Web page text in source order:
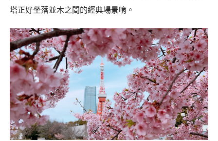
塔正好坐落並木之間的經典場景唷。